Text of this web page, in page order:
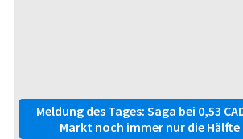
Meldung des Tages: Saga bei 0,53
Markt noch immer nur die Hälfte